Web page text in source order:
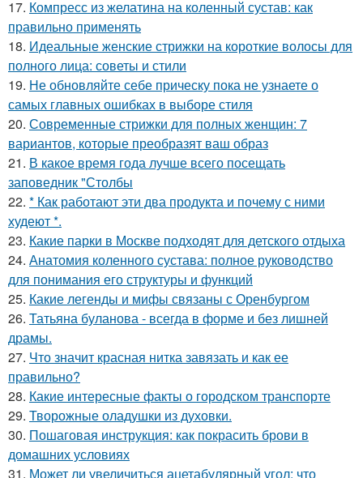
17. Компресс из желатина на коленный сустав: как
правильно применять
18. Идеальные женские стрижки на короткие волосы для
полного лица: советы и стили
19. Не обновляйте себе прическу пока не узнаете о
самых главных ошибках в выборе стиля
20. Современные стрижки для полных женщин: 7
вариантов, которые преобразят ваш образ
21. В какое время года лучше всего посещать
заповедник "Столбы
22. * Как работают эти два продукта и почему с ними
худеют *.
23. Какие парки в Москве подходят для детского отдыха
24. Анатомия коленного сустава: полное руководство
для понимания его структуры и функций
25. Какие легенды и мифы связаны с Оренбургом
26. Татьяна буланова - всегда в форме и без лишней
драмы.
27. Что значит красная нитка завязать и как ее
правильно?
28. Какие интересные факты о городском транспорте
29. Творожные оладушки из духовки.
30. Пошаговая инструкция: как покрасить брови в
домашних условиях
31. Может ли увеличиться ацетабулярный угол: что